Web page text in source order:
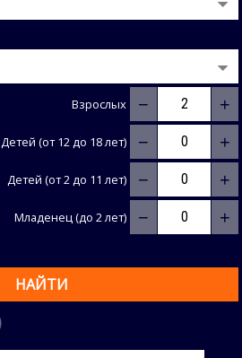
Взрослых − +
Детей (от 12 до 18 лет) − +
Детей (от 2 до 11 лет) − +
Младенец (до 2 лет) − +
НАЙТИ